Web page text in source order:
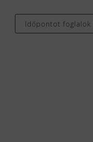
Időpontot foglalok